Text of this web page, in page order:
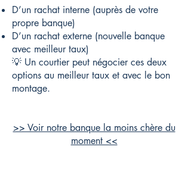
D’un rachat interne (auprès de votre
propre banque)
D’un rachat externe (nouvelle banque
avec meilleur taux)
💡 Un courtier peut négocier ces deux
options au meilleur taux et avec le bon
montage.
>> Voir notre banque la moins chère du
moment <<